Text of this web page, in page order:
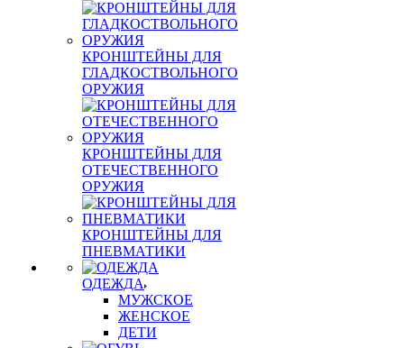
КРОНШТЕЙНЫ ДЛЯ
ГЛАДКОСТВОЛЬНОГО
ОРУЖИЯ
КРОНШТЕЙНЫ ДЛЯ
ОТЕЧЕСТВЕННОГО
ОРУЖИЯ
КРОНШТЕЙНЫ ДЛЯ
ПНЕВМАТИКИ
ОДЕЖДА
МУЖСКОЕ
ЖЕНСКОЕ
ДЕТИ